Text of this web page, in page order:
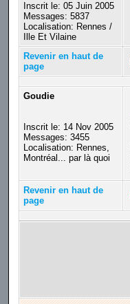
Inscrit le: 05 Juin 2005
Messages: 5837
Localisation: Rennes /
Ille Et Vilaine
Revenir en haut de
page
Goudie
Inscrit le: 14 Nov 2005
Messages: 3455
Localisation: Rennes,
Montréal... par là quoi
Revenir en haut de
page